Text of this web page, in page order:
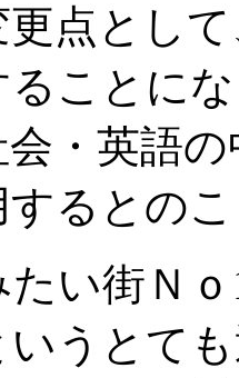
点とし
ことに
・英語
するとの
たい街Ｎ
いうとて